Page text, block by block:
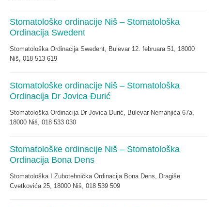
Stomatološke ordinacije Niš – Stomatološka
Ordinacija Swedent
Stomatološka Ordinacija Swedent, Bulevar 12. februara 51, 18000
Niš, 018 513 619
Stomatološke ordinacije Niš – Stomatološka
Ordinacija Dr Jovica Đurić
Stomatološka Ordinacija Dr Jovica Đurić, Bulevar Nemanjića 67a,
18000 Niš, 018 533 030
Stomatološke ordinacije Niš – Stomatološka
Ordinacija Bona Dens
Stomatološka I Zubotehnička Ordinacija Bona Dens, Dragiše
Cvetkovića 25, 18000 Niš, 018 539 509